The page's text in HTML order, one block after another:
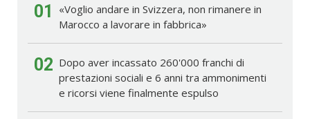
01
«Voglio andare in Svizzera, non rimanere in
Marocco a lavorare in fabbrica»
02 Dopo aver incassato 260'000 franchi di
prestazioni sociali e 6 anni tra ammonimenti
e ricorsi viene finalmente espulso